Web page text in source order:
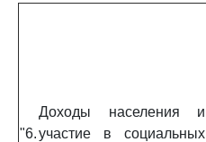
"6.
Доходы населения и
участие в социальных